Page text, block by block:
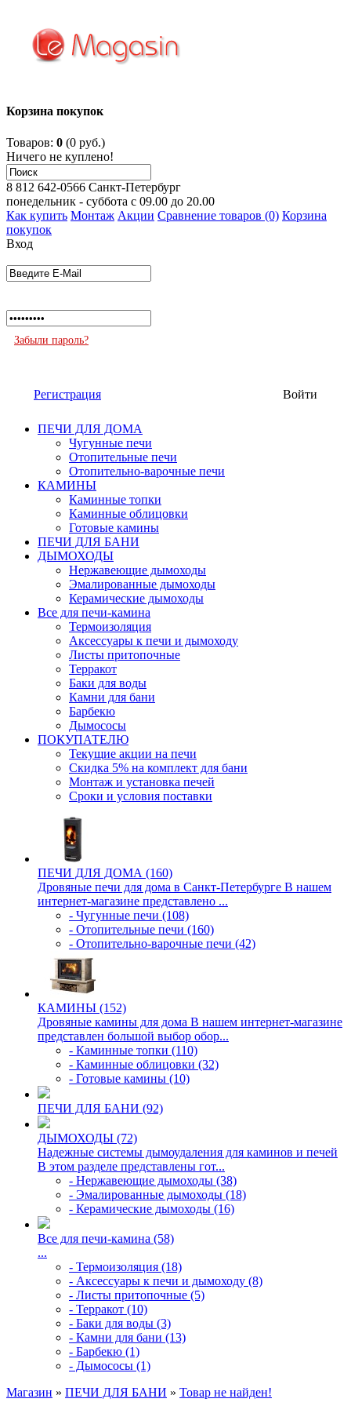
Корзина покупок
Товаров: 0 (0 руб.)
Ничего не куплено!
8 812 642-0566 Санкт-Петербург
понедельник - суббота с 09.00 до 20.00
Как купить Монтаж Акции Сравнение товаров (0) Корзина
покупок
Вход
Забыли пароль?
Регистрация Войти
ПЕЧИ ДЛЯ ДОМА
Чугунные печи
Отопительные печи
Отопительно-варочные печи
КАМИНЫ
Каминные топки
Каминные облицовки
Готовые камины
ПЕЧИ ДЛЯ БАНИ
ДЫМОХОДЫ
Нержавеющие дымоходы
Эмалированные дымоходы
Керамические дымоходы
Все для печи-камина
Термоизоляция
Аксессуары к печи и дымоходу
Листы притопочные
Терракот
Баки для воды
Камни для бани
Барбекю
Дымососы
ПОКУПАТЕЛЮ
Текущие акции на печи
Скидка 5% на комплект для бани
Монтаж и установка печей
Сроки и условия поставки
ПЕЧИ ДЛЯ ДОМА (160)
Дровяные печи для дома в Санкт-Петербурге В нашем
интернет-магазине представлено ...
- Чугунные печи (108)
- Отопительные печи (160)
- Отопительно-варочные печи (42)
КАМИНЫ (152)
Дровяные камины для дома В нашем интернет-магазине
представлен большой выбор обор...
- Каминные топки (110)
- Каминные облицовки (32)
- Готовые камины (10)
ПЕЧИ ДЛЯ БАНИ (92)
ДЫМОХОДЫ (72)
Надежные системы дымоудаления для каминов и печей
В этом разделе представлены гот...
- Нержавеющие дымоходы (38)
- Эмалированные дымоходы (18)
- Керамические дымоходы (16)
Все для печи-камина (58)
...
- Термоизоляция (18)
- Аксессуары к печи и дымоходу (8)
- Листы притопочные (5)
- Терракот (10)
- Баки для воды (3)
- Камни для бани (13)
- Барбекю (1)
- Дымососы (1)
Магазин » ПЕЧИ ДЛЯ БАНИ » Товар не найден!